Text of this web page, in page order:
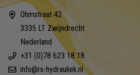
Ohmstraat 42
3335 LT Zwijndrecht
Nederland
+31 (0)78 623 18 18
info@rs-hydrauliek.nl